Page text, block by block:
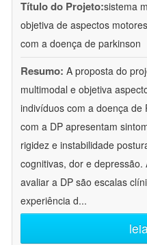
Título do Projeto:sistema
objetiva de aspectos
com a doença de parkinson
Resumo: A proposta do
multimodal e objetiva
indivíduos com a doença de
com a DP apresentam
rigidez e instabilidade
cognitivas, dor e
avaliar a DP são escalas
experiência d...